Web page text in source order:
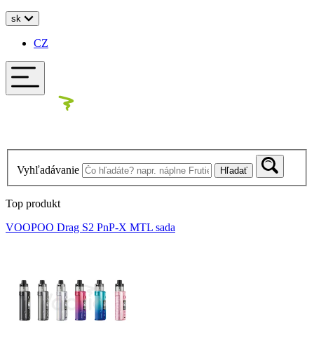
sk
CZ
Vyhľadávanie Hľadať
Top produkt
VOOPOO Drag S2 PnP-X MTL sada